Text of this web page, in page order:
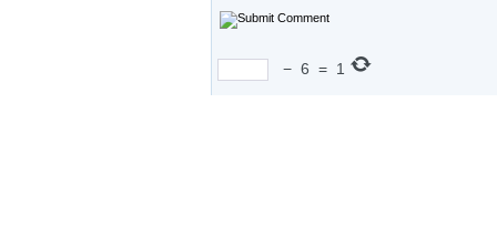
− 6 = 1